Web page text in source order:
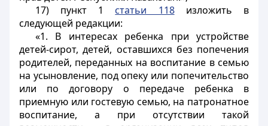
17) пункт 1 статьи 118изложить в
следующей редакции:
«1. В интересах ребенка при устройстве
детей-сирот, детей, оставшихся без попечения
родителей, переданных на воспитание в семью
на усыновление, под опеку или попечительство
или по договору о передаче ребенка в
приемную или гостевую семью, на патронатное
воспитание, а при отсутствии такой